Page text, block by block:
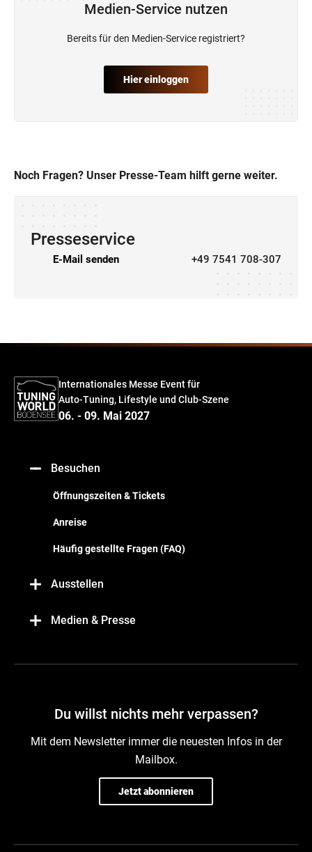
Medien-Service nutzen
Bereits für den Medien-Service registriert?
Hier einloggen
Noch Fragen? Unser Presse-Team hilft gerne weiter.
Presseservice
E-Mail senden +49 7541 708-307
Internationales Messe Event für
Auto-Tuning, Lifestyle und Club-Szene
06. - 09. Mai 2027
Besuchen
Öffnungszeiten & Tickets
Anreise
Häufig gestellte Fragen (FAQ)
Ausstellen
Medien & Presse
Du willst nichts mehr verpassen?
Mit dem Newsletter immer die neuesten Infos in der
Mailbox.
Jetzt abonnieren